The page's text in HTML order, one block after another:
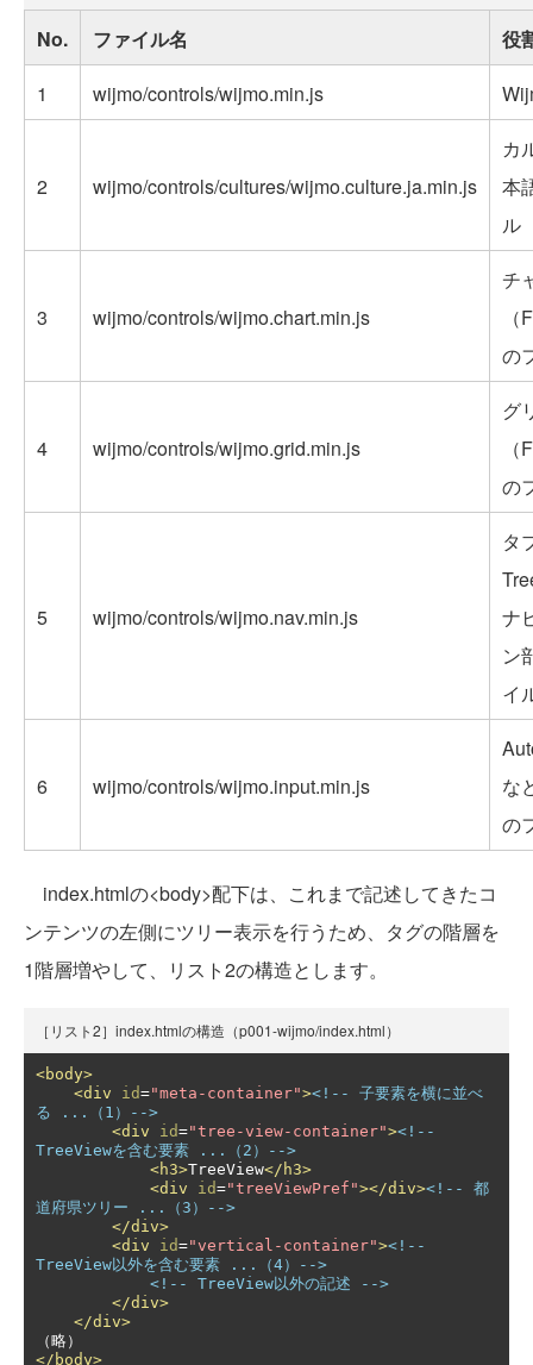
No. ファイル名
役
1
wijmo/controls/wijmo.min.js
2 wijmo/controls/cultures/wijmo.culture.ja.min.js
カ
本
ル
3 wijmo/controls/wijmo.chart.min.js
チ
の
4 wijmo/controls/wijmo.grid.min.js
グ
の
5 wijmo/controls/wijmo.nav.min.js
タ
ナ
ン
イ
6 wijmo/controls/wijmo.input.min.js
な
の
index.htmlの<body>配下は、これまで記述してきたコ
ンテンツの左側にツリー表示を行うため、タグの階層を
1階層増やして、リスト2の構造とします。
［リスト2］index.htmlの構造（p001-wijmo/index.html）
<body>
<div
id="meta-container"><!-- 子要素を横に並べ
る ...（1）-->
<div
id="tree-view-container"><!--
TreeViewを含む要素 ...（2）-->
<h3>TreeView</h3>
<div
id="treeViewPref"></div><!-- 都
道府県ツリー ...（3）-->
</div>
<div
id="vertical-container"><!--
TreeView以外を含む要素 ...（4）-->
<!-- TreeView以外の記述 -->
</div>
</div>
</body>